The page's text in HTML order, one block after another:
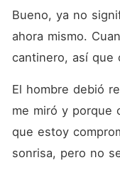
Bueno, ya no
ahora mismo.
cantinero, así que
El hombre debió
me miró y porque
que estoy
sonrisa, pero no